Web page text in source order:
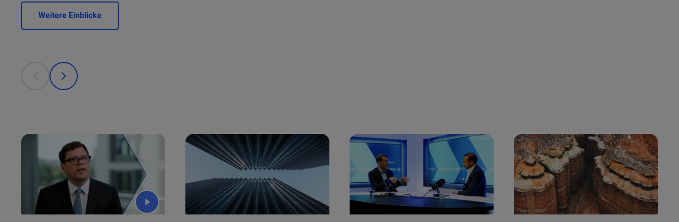
Weitere Einblicke
This is a carousel with individual cards. Use the previous and next buttons to navigate.
prev
next